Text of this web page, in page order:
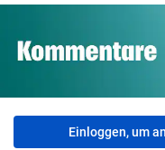
Einloggen, um